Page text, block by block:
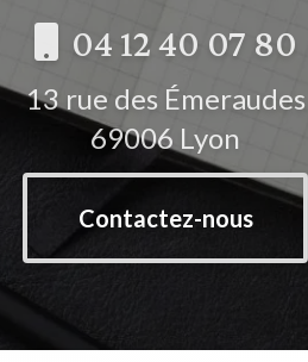
04 12 40 07 80
13 rue des Émeraudes
69006 Lyon
Contactez-nous